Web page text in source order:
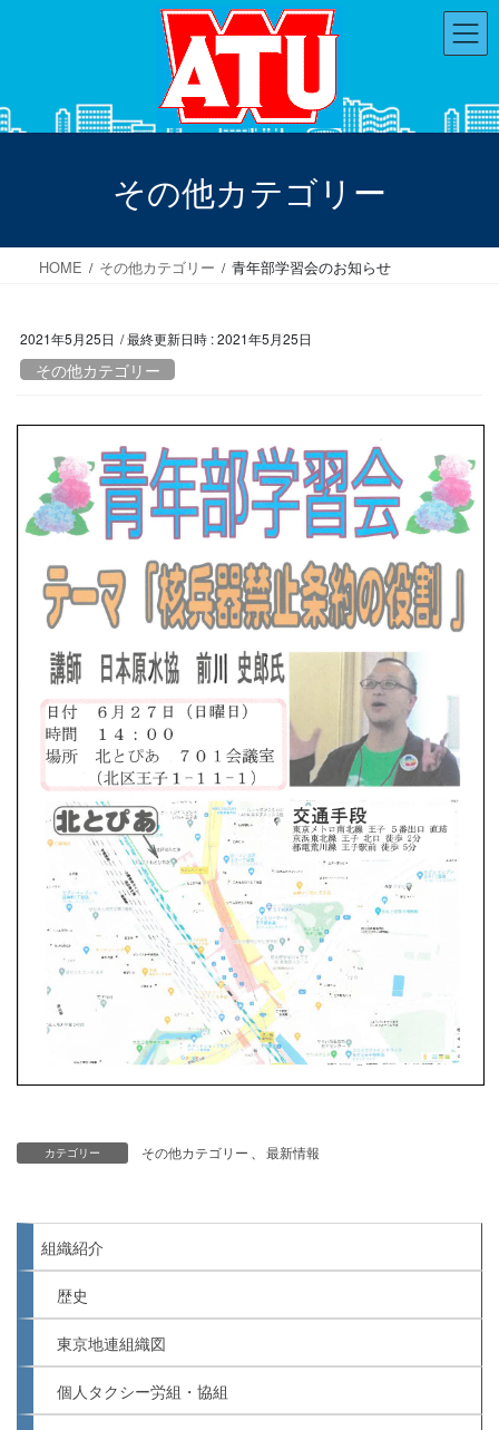
ツ
シ
その他カテゴリー
HOME その他カテゴリー 青年部学習会のお知らせ
2021年5月25日 / 最終更新日時 :2021年5月25日
その他カテゴリー
カテゴリー その他カテゴリー 最新情報
組織紹介
歴史
東京地連組織図
個人タクシー労組・協組